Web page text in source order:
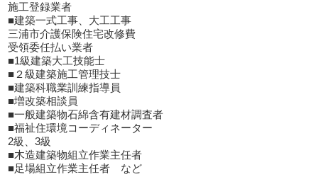
施工登録業者
■建築一式工事、大工工事
三浦市介護保険住宅改修費
受領委任払い業者
■1級建築大工技能士
■２級建築施工管理技士
■建築科職業訓練指導員
■増改築相談員
■一般建築物石綿含有建材調査者
■福祉住環境コーディネーター
2級、3級
■木造建築物組立作業主任者
■足場組立作業主任者 など